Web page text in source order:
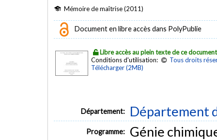
Mémoire de maîtrise (2011)
Document en libre accès dans PolyPublie
Libre accès au plein texte de ce document
Conditions d'utilisation:
Tous droits
Télécharger (2MB)
Département: Département
Programme: Génie